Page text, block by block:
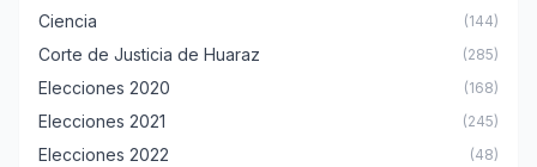
Ciencia (144)
Corte de Justicia de Huaraz (285)
Elecciones 2020 (168)
Elecciones 2021 (245)
Elecciones 2022 (48)